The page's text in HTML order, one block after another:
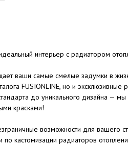
интерьер с радиатором
ваши самые смелые задумки в
FUSIONLINE, но и
до уникального дизайна —
красками!
возможности для вашего
кастомизации радиаторов